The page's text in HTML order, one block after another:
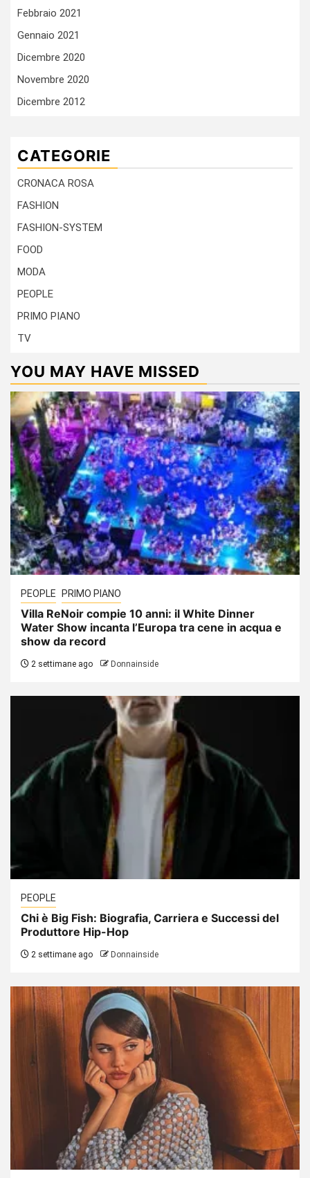
Febbraio 2021
Gennaio 2021
Dicembre 2020
Novembre 2020
Dicembre 2012
CATEGORIE
CRONACA ROSA
FASHION
FASHION-SYSTEM
FOOD
MODA
PEOPLE
PRIMO PIANO
TV
YOU MAY HAVE MISSED
PEOPLE PRIMO PIANO
Villa ReNoir compie 10 anni: il White Dinner
Water Show incanta l’Europa tra cene in acqua e
show da record
2 settimane ago Donnainside
PEOPLE
Chi è Big Fish: Biografia, Carriera e Successi del
Produttore Hip-Hop
2 settimane ago Donnainside